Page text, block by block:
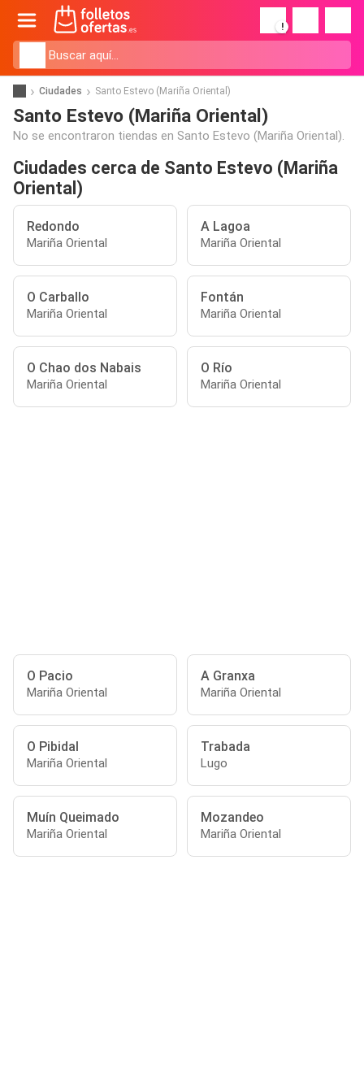
!
Ciudades Santo Estevo (Mariña Oriental)
Santo Estevo (Mariña Oriental)
No se encontraron tiendas en Santo Estevo (Mariña Oriental).
Ciudades cerca de Santo Estevo (Mariña
Oriental)
Redondo
Mariña Oriental
A Lagoa
Mariña Oriental
O Carballo
Mariña Oriental
Fontán
Mariña Oriental
O Chao dos Nabais
Mariña Oriental
O Río
Mariña Oriental
O Pacio
Mariña Oriental
A Granxa
Mariña Oriental
O Pibidal
Mariña Oriental
Trabada
Lugo
Muín Queimado
Mariña Oriental
Mozandeo
Mariña Oriental